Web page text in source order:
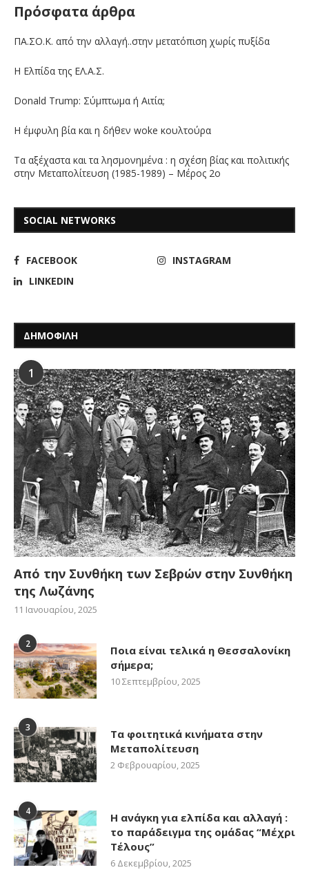
Πρόσφατα άρθρα
ΠΑ.ΣΟ.Κ. από την αλλαγή..στην μετατόπιση χωρίς πυξίδα
Η Ελπίδα της ΕΛ.Α.Σ.
Donald Trump: Σύμπτωμα ή Αιτία;
Η έμφυλη βία και η δήθεν woke κουλτούρα
Τα αξέχαστα και τα λησμονημένα : η σχέση βίας και πολιτικής
στην Μεταπολίτευση (1985-1989) – Μέρος 2ο
SOCIAL NETWORKS
FACEBOOK
INSTAGRAM
LINKEDIN
ΔΗΜΟΦΙΛΗ
1
Από την Συνθήκη των Σεβρών στην Συνθήκη
της Λωζάνης
11 Ιανουαρίου, 2025
2
Ποια είναι τελικά η Θεσσαλονίκη
σήμερα;
10 Σεπτεμβρίου, 2025
3
Τα φοιτητικά κινήματα στην
Μεταπολίτευση
2 Φεβρουαρίου, 2025
4
Η ανάγκη για ελπίδα και αλλαγή :
το παράδειγμα της ομάδας “Μέχρι
Τέλους”
6 Δεκεμβρίου, 2025